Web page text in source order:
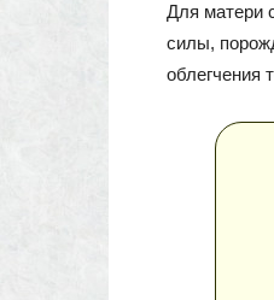
Для матери
силы,
облегчения